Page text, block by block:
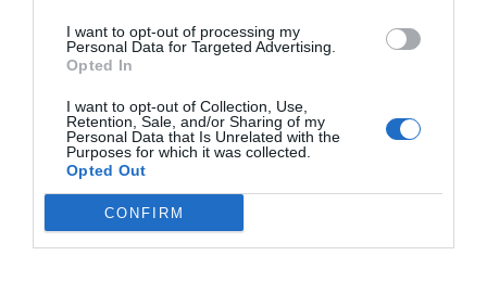
I want to opt-out of processing my
Personal Data for Targeted Advertising.
Opted In
I want to opt-out of Collection, Use,
Retention, Sale, and/or Sharing of my
Personal Data that Is Unrelated with the
Purposes for which it was collected.
Opted Out
CONFIRM
30 négyzetméteres raktár, a parkolót és az
épületet összekötő sétaút, egy kert és az
épület közvetlen környezetének parkosítása
is befejeződött. A második ütemet 232 millió
forint támogatásból valósították meg.
A látogatóközpont három